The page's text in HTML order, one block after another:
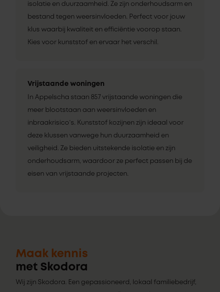
isolatie en duurzaamheid. Ze zijn onderhoudsarm en
bestand tegen weersinvloeden. Perfect voor jouw
klus waarbij kwaliteit en efficiëntie voorop staan.
Kies voor kunststof en ervaar het verschil.
Vrijstaande woningen
In Appelscha staan 857 vrijstaande woningen die
meer blootstaan aan weersinvloeden en
inbraakrisico’s. Kunststof kozijnen zijn ideaal voor
deze klussen vanwege hun duurzaamheid en
veiligheid. Ze bieden uitstekende isolatie en zijn
onderhoudsarm, waardoor ze perfect passen bij de
eisen van vrijstaande projecten.
Maak kennis
met Skodora
Wij zijn Skodora. Een gepassioneerd, lokaal familiebedrijf,